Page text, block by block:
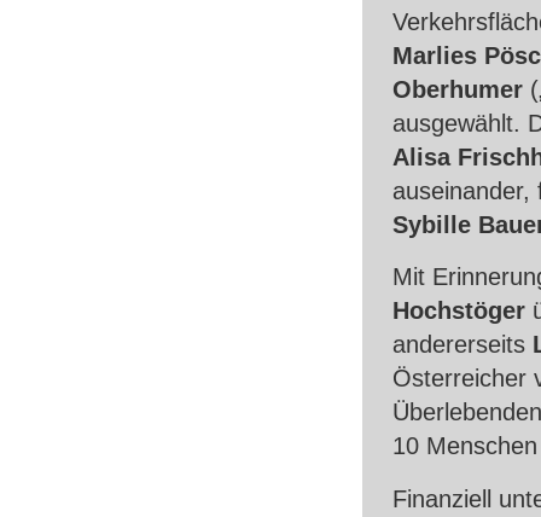
Marlies
Oberhumer
ausgewählt.
Alisa
auseinander,
Sybille
Mit
Hochstöger
andererseits
Österreicher
10
Finanziell